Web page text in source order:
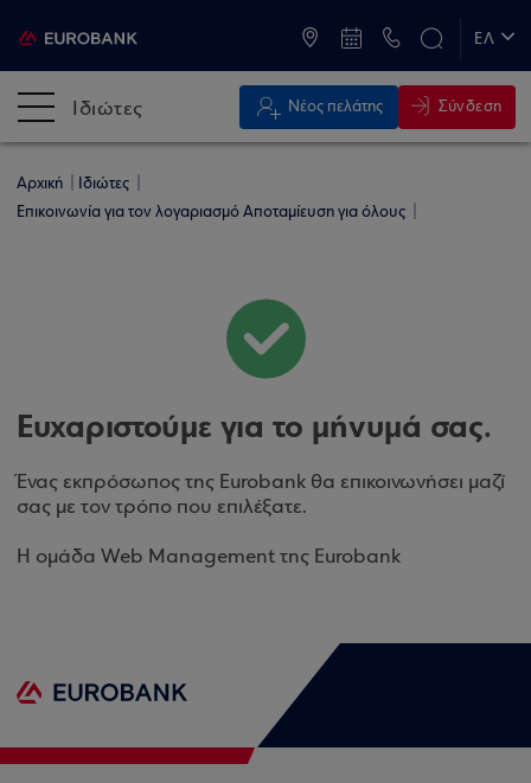
ΕΛ
Ιδιώτες Νέος πελάτης Σύνδεση
Αρχική
Ιδιώτες
Επικοινωνία για τον λογαριασμό Αποταμίευση για όλους
Ευχαριστούμε για το μήνυμά σας.
Ένας εκπρόσωπος της Eurobank θα επικοινωνήσει μαζί
σας με τον τρόπο που επιλέξατε.
Η ομάδα Web Management της Eurobank